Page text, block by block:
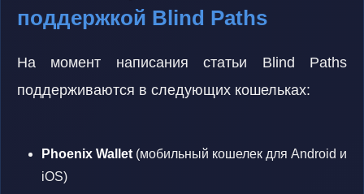
поддержкой Blind Paths
На момент написания статьи Blind Paths
поддерживаются в следующих кошельках:
Phoenix Wallet (мобильный кошелек для Android и
iOS)